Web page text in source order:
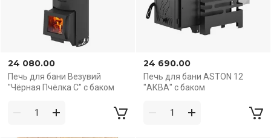
24 080.00
Печь для бани Везувий
"Чёрная Пчёлка С" с баком
24 690.00
Печь для бани ASTON 12
"АКВА" с баком